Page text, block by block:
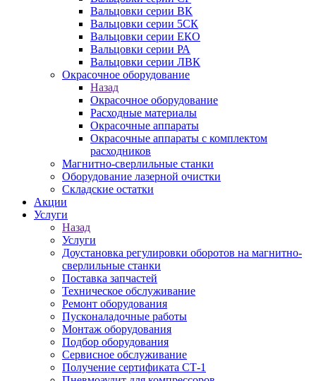
Вальцовки серии ВК
Вальцовки серии 5СК
Вальцовки серии ЕКО
Вальцовки серии РА
Вальцовки серии ЛВК
Окрасочное оборудование
Назад
Окрасочное оборудование
Расходные материалы
Окрасочные аппараты
Окрасочные аппараты с комплектом
расходников
Магнитно-сверлильные станки
Оборудование лазерной очистки
Складские остатки
Акции
Услуги
Назад
Услуги
Доустановка регулировки оборотов на магнитно-
сверлильные станки
Поставка запчастей
Техническое обслуживание
Ремонт оборудования
Пусконаладочные работы
Монтаж оборудования
Подбор оборудования
Сервисное обслуживание
Получение сертификата СТ-1